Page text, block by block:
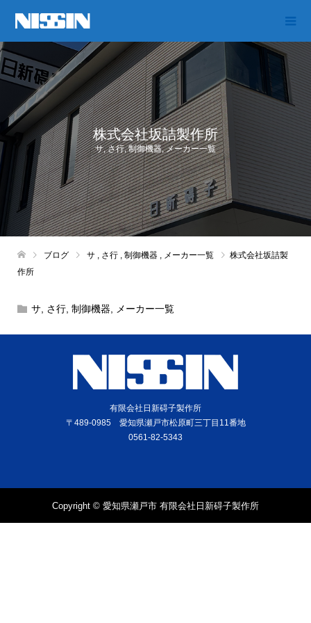
株式会社坂詰製作所
サ,さ行,制御機器,メーカー一覧
ブログ サ さ行 制御機器 メーカー一覧
株式会社坂詰製
作所
サ, さ行, 制御機器 メーカー一覧
有限会社日新碍子製作所
〒489-0985 愛知県瀬戸市松原町三丁目11番地
0561-82-5343
Copyright © 愛知県瀬戸市 有限会社日新碍子製作所